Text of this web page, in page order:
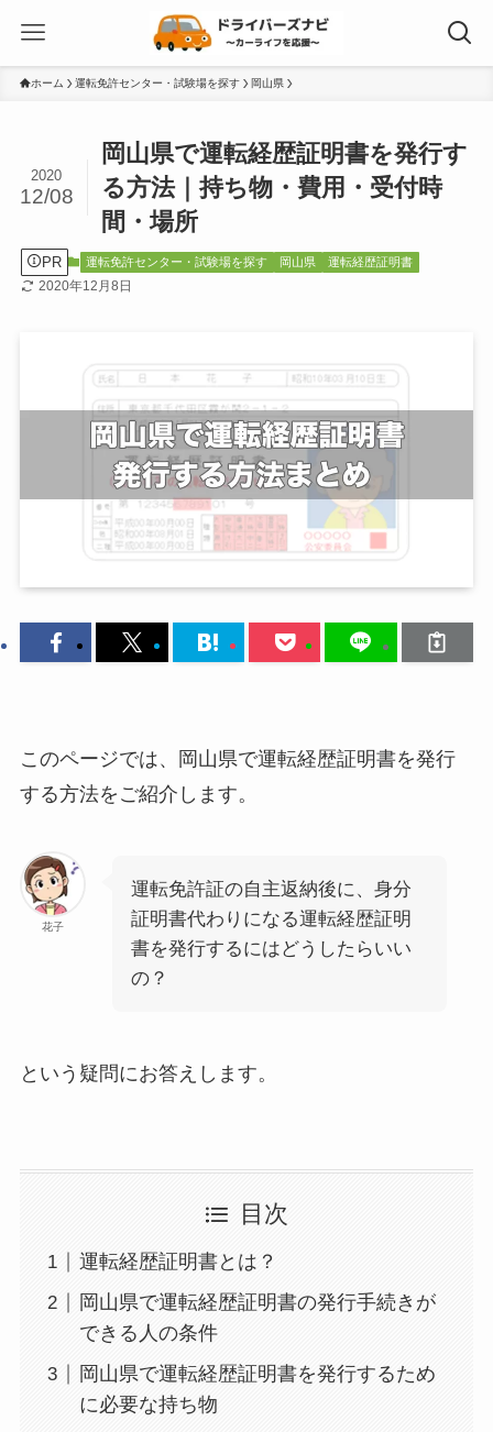
ホーム 運転免許センター・試験場を探す 岡山県
岡山県で運転経歴証明書を発行す
る方法｜持ち物・費用・受付時
間・場所
2020
12/08
PR 運転免許センター・試験場を探す 岡山県 運転経歴証明書
2020年12月8日
このページでは、岡山県で運転経歴証明書を発行
する方法をご紹介します。
花子
運転免許証の自主返納後に、身分
証明書代わりになる運転経歴証明
書を発行するにはどうしたらいい
の？
という疑問にお答えします。
目次
運転経歴証明書とは？
岡山県で運転経歴証明書の発行手続きが
できる人の条件
岡山県で運転経歴証明書を発行するため
に必要な持ち物